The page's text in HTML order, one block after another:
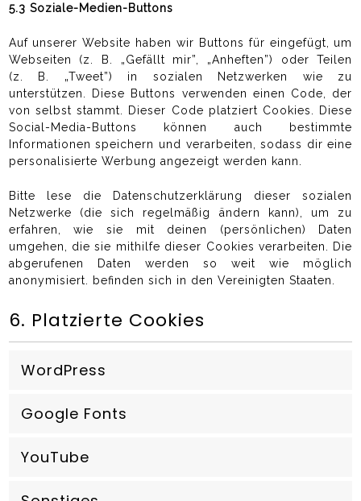
5.3 Soziale-Medien-Buttons
Auf unserer Website haben wir Buttons für eingefügt, um
Webseiten (z. B. „Gefällt mir”, „Anheften”) oder Teilen
(z. B. „Tweet”) in sozialen Netzwerken wie zu
unterstützen. Diese Buttons verwenden einen Code, der
von selbst stammt. Dieser Code platziert Cookies. Diese
Social-Media-Buttons können auch bestimmte
Informationen speichern und verarbeiten, sodass dir eine
personalisierte Werbung angezeigt werden kann.
Bitte lese die Datenschutzerklärung dieser sozialen
Netzwerke (die sich regelmäßig ändern kann), um zu
erfahren, wie sie mit deinen (persönlichen) Daten
umgehen, die sie mithilfe dieser Cookies verarbeiten. Die
abgerufenen Daten werden so weit wie möglich
anonymisiert. befinden sich in den Vereinigten Staaten.
6. Platzierte Cookies
WordPress
Google Fonts
YouTube